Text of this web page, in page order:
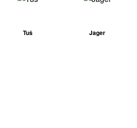
Tuš Jager